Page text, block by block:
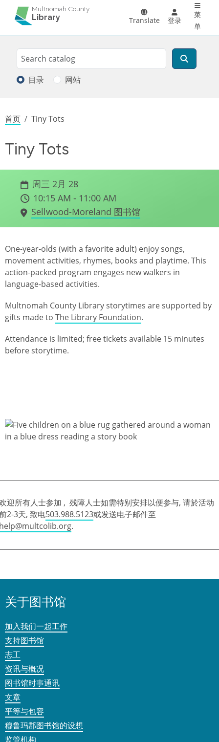
跳转到主要内容Multnomah County
Library Translate 登录
菜
单
Search
搜索
目录 网站
面包屑
首页 Tiny Tots
Tiny Tots
周三 2月 28
10:15 AM - 11:00 AM
Sellwood-Moreland 图书馆
One-year-olds (with a favorite adult) enjoy songs,
movement activities, rhymes, books and playtime. This
action-packed program engages new walkers in
language-based activities.
Multnomah County Library storytimes are supported by
gifts made to The Library Foundation.
Attendance is limited; free tickets available 15 minutes
before storytime.
迎所有人士参加 , 残障人士如需特别安排以便参与, 请於活动
2-3天, 致电503.988.5123或发送电子邮件至
.
关于图书馆
加入我们一起工作
支持图书馆
志工
资讯与概况
图书馆时事通讯
文章
平等与包容
穆鲁玛郡图书馆的设想
监管机构